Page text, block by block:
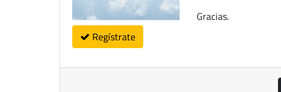
Regístrate
Gracias.